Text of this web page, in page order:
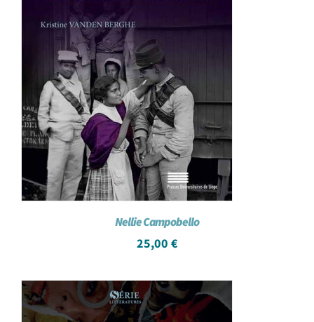
Nellie Campobello
25,00 €